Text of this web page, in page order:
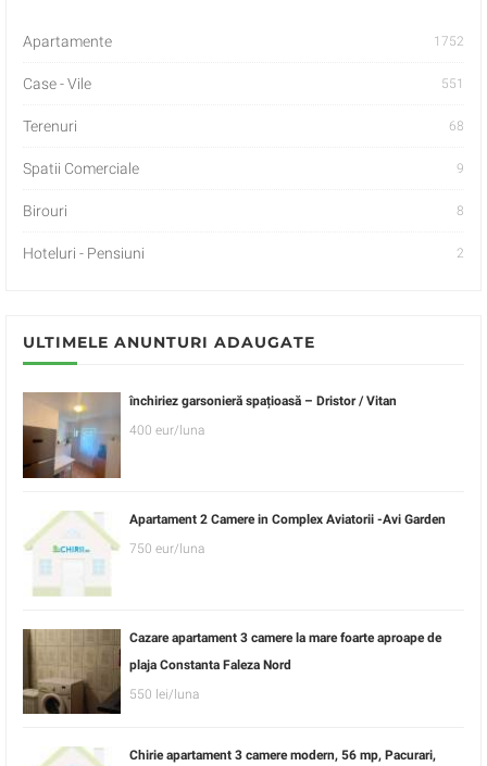
Apartamente 1752
Case - Vile 551
Terenuri 68
Spatii Comerciale 9
Birouri 8
Hoteluri - Pensiuni 2
ULTIMELE ANUNTURI ADAUGATE
închiriez garsonieră spațioasă – Dristor / Vitan
400 eur/luna
Apartament 2 Camere in Complex Aviatorii -Avi Garden
750 eur/luna
Cazare apartament 3 camere la mare foarte aproape de
plaja Constanta Faleza Nord
550 lei/luna
Chirie apartament 3 camere modern, 56 mp, Pacurari,